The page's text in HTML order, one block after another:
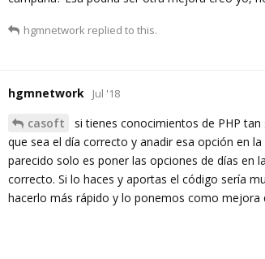
hgmnetwork replied to this.
hgmnetwork Jul '18
casoft
si tienes conocimientos de PHP
que sea el día correcto y anadir esa opción en
parecido solo es poner las opciones de días en
correcto. Si lo haces y aportas el código sería
hacerlo más rápido y lo ponemos como mejora